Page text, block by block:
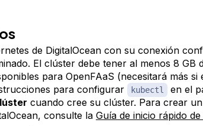
de DigitalOcean con su conexión
El clúster debe tener al menos 8 GB
para OpenFAaS (necesitará más si
para configurar
kubectl en el
cuando cree su clúster. Para crear
consulte la Guía de inicio rápido